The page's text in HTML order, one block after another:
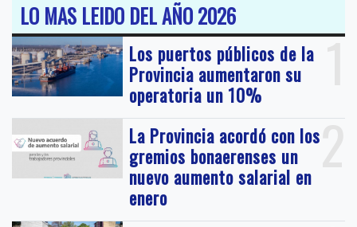
LO MAS LEIDO DEL AÑO 2026
1
Los puertos públicos de la
Provincia aumentaron su
operatoria un 10%
2
La Provincia acordó con los
gremios bonaerenses un
nuevo aumento salarial en
enero